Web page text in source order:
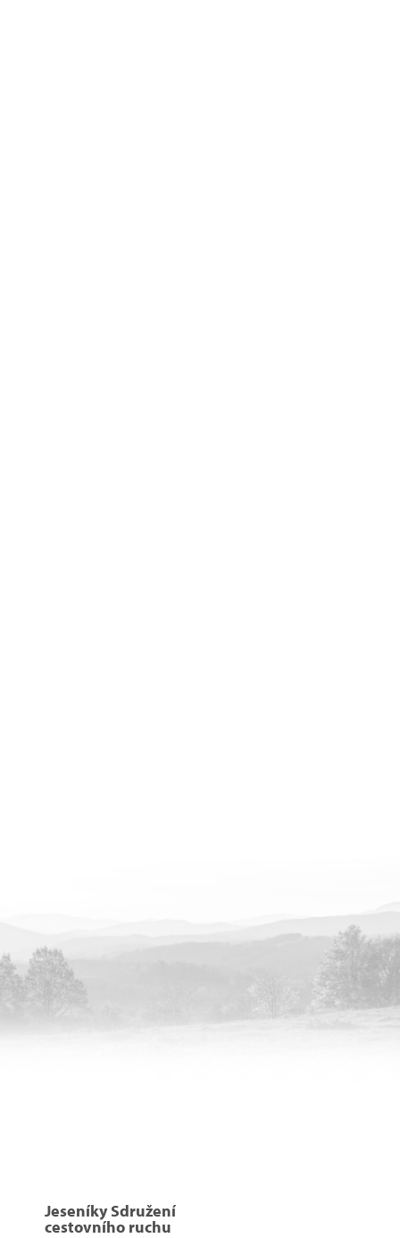
Jeseníky Sdružení
cestovního ruchu